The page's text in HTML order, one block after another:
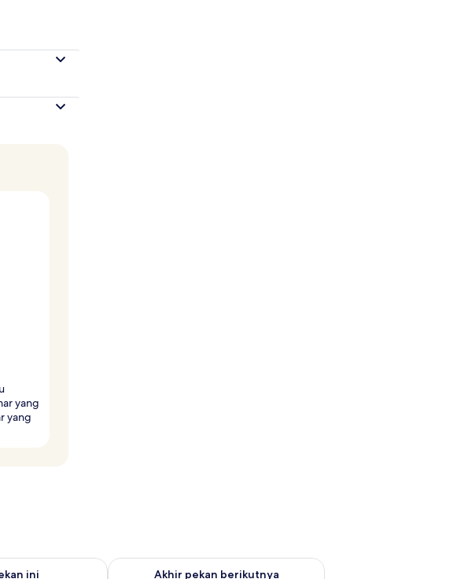
yang
yang
ini
untuk akhir pekan ini Agu 7 - Agu 9
Akhir pekan berikutnya
Periksa ketersediaan untuk akhir pekan berikutnya Agu 14 -